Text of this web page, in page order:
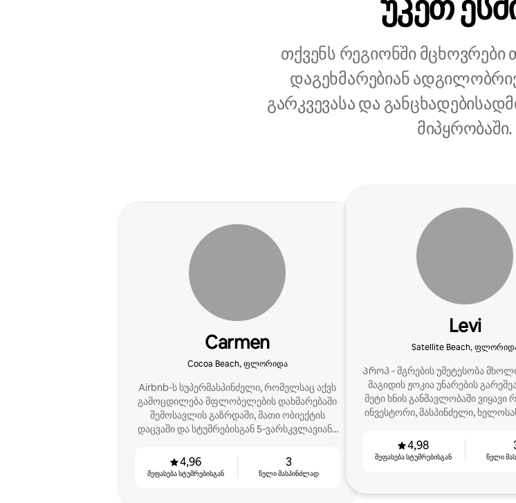
თქვენს რეგიონში მცხოვრები
დაგეხმარებიან
გარკვევასა და
მიპყრობაში.
Carmen
Cocoa Beach, ფლორიდა
Airbnb‑ს სუპერმასპინძელი, რომელსაც აქვს
გამოცდილება მფლობელების დახმარებაში
შემოსავლის გაზრდაში, მათი ობიექტის
დაცვაში და სტუმრებისგან 5‑ვარსკვლავიანი
4,96
შეფასება სტუმრებისგან
3
წელი მასპინძლად
Levi
Satellite Beach,
Პროპ ‑ მგრების უმეტესობა
მაგიდის ჟოკია უნარების
მეტი ხნის განმავლობაში
ინვესტორი, მასპინძელი,
Carte.
4,98
შეფასება სტუმრებისგან წელი